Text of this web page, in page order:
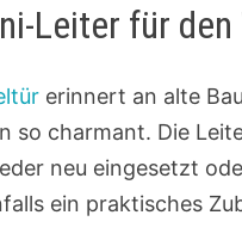
Leiter für
erinnert an alte
so charmant. Die
neu eingesetzt
ein praktisches